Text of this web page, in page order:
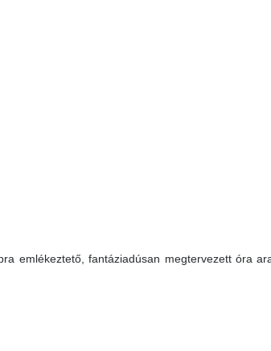
emlékeztető, fantáziadúsan megtervezett óra